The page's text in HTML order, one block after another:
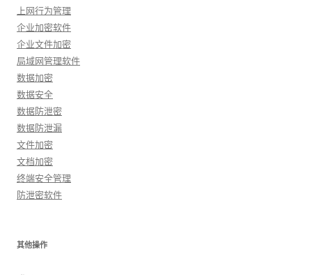
上网行为管理
企业加密软件
企业文件加密
局域网管理软件
数据加密
数据安全
数据防泄密
数据防泄漏
文件加密
文档加密
终端安全管理
防泄密软件
其他操作